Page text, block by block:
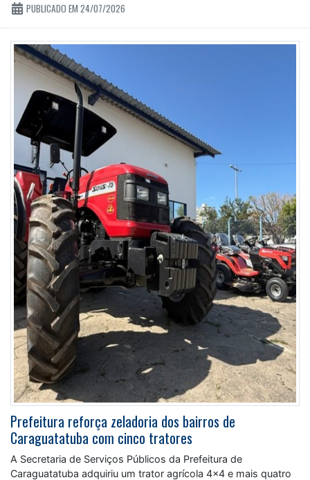
PUBLICADO EM 24/07/2026
Prefeitura reforça zeladoria dos bairros de
Caraguatatuba com cinco tratores
A Secretaria de Serviços Públicos da Prefeitura de
Caraguatatuba adquiriu um trator agrícola 4×4 e mais quatro